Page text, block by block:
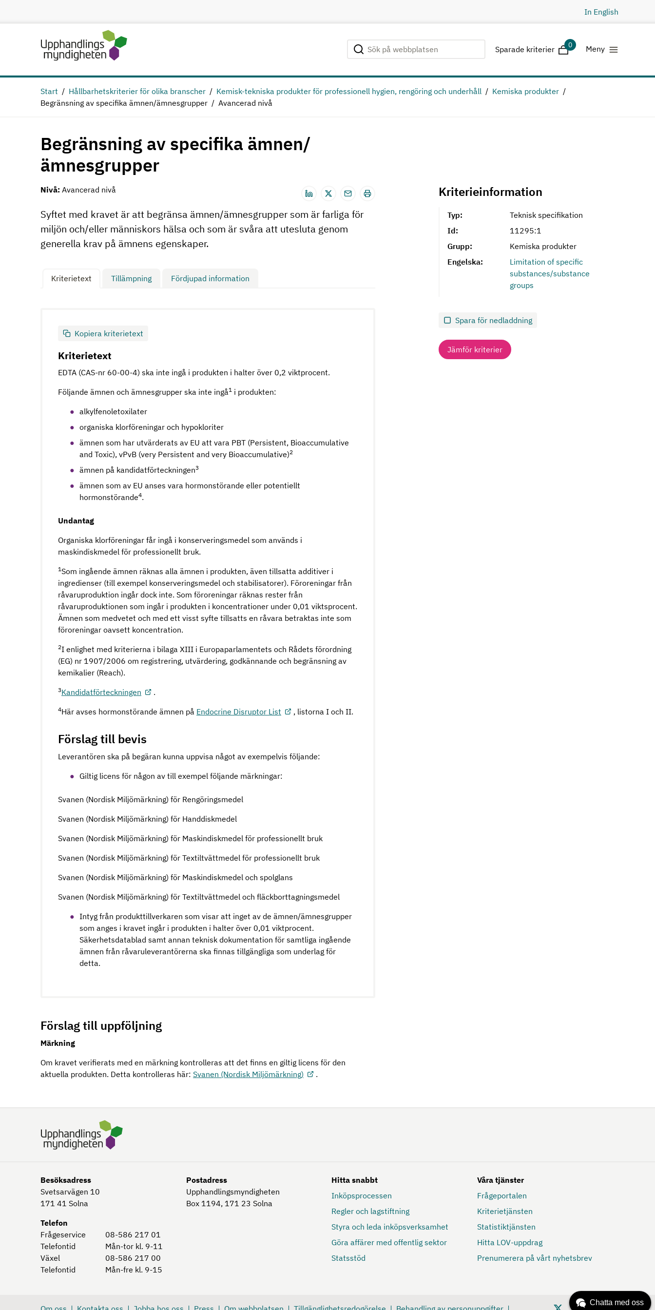
In English
Sök på webbplatsen
Genomför sökning Sparade kriterier
Sparade kriterier 0 Meny
Start Hållbarhetskriterier för olika branscher Kemisk-tekniska produkter för professionell hygien, rengöring och underhåll
Kemiska produkter
Begränsning av specifika ämnen/ämnesgrupper
Avancerad nivå
Begränsning av specifika ämnen/
ämnesgrupper
Kriterieinformation
Typ:
Teknisk specifikation
Id:
11295:1
Grupp:
Kemiska produkter
Engelska:
Limitation of specific
substances/substance
groups
Spara för nedladdning
Jämför kriterier
Nivå: Avancerad nivå
Syftet med kravet är att begränsa ämnen/ämnesgrupper som är farliga för
miljön och/eller människors hälsa och som är svåra att utesluta genom
generella krav på ämnens egenskaper.
Kriterietext Tillämpning Fördjupad information
Kopiera kriterietext
Kriterietext
EDTA (CAS-nr 60-00-4) ska inte ingå i produkten i halter över 0,2 viktprocent.
Följande ämnen och ämnesgrupper ska inte ingå1 i produkten:
alkylfenoletoxilater
organiska klorföreningar och hypokloriter
ämnen som har utvärderats av EU att vara PBT (Persistent, Bioaccumulative
and Toxic), vPvB (very Persistent and very Bioaccumulative)2
ämnen på kandidatförteckningen3
ämnen som av EU anses vara hormonstörande eller potentiellt
hormonstörande4.
Undantag
Organiska klorföreningar får ingå i konserveringsmedel som används i
maskindiskmedel för professionellt bruk.
1Som ingående ämnen räknas alla ämnen i produkten, även tillsatta additiver i
ingredienser (till exempel konserveringsmedel och stabilisatorer). Föroreningar från
råvaruproduktion ingår dock inte. Som föroreningar räknas rester från
råvaruproduktionen som ingår i produkten i koncentrationer under 0,01 viktsprocent.
Ämnen som medvetet och med ett visst syfte tillsatts en råvara betraktas inte som
föroreningar oavsett koncentration.
2I enlighet med kriterierna i bilaga XIII i Europaparlamentets och Rådets förordning
(EG) nr 1907/2006 om registrering, utvärdering, godkännande och begränsning av
kemikalier (Reach).
3Kandidatförteckningen .
4Här avses hormonstörande ämnen på Endocrine Disruptor List , listorna I och II.
Förslag till bevis
Leverantören ska på begäran kunna uppvisa något av exempelvis följande:
Giltig licens för någon av till exempel följande märkningar:
Svanen (Nordisk Miljömärkning) för Rengöringsmedel
Svanen (Nordisk Miljömärkning) för Handdiskmedel
Svanen (Nordisk Miljömärkning) för Maskindiskmedel för professionellt bruk
Svanen (Nordisk Miljömärkning) för Textiltvättmedel för professionellt bruk
Svanen (Nordisk Miljömärkning) för Maskindiskmedel och spolglans
Svanen (Nordisk Miljömärkning) för Textiltvättmedel och fläckborttagningsmedel
Intyg från produkttillverkaren som visar att inget av de ämnen/ämnesgrupper
som anges i kravet ingår i produkten i halter över 0,01 viktprocent.
Säkerhetsdatablad samt annan teknisk dokumentation för samtliga ingående
ämnen från råvaruleverantörerna ska finnas tillgängliga som underlag för
detta.
Förslag till uppföljning
Märkning
Om kravet verifierats med en märkning kontrolleras att det finns en giltig licens för den
aktuella produkten. Detta kontrolleras här:Svanen (Nordisk Miljömärkning) .
Besöksadress
Svetsarvägen 10
171 41 Solna
Telefon
Frågeservice
08-586 217 01
Telefontid
Mån-tor kl. 9-11
Växel
08-586 217 00
Telefontid
Mån-fre kl. 9-15
Postadress
Upphandlingsmyndigheten
Box 1194, 171 23 Solna
Hitta snabbt
Inköpsprocessen
Regler och lagstiftning
Styra och leda inköpsverksamhet
Göra affärer med offentlig sektor
Statsstöd
Våra tjänster
Frågeportalen
Kriterietjänsten
Statistiktjänsten
Hitta LOV-uppdrag
Prenumerera på vårt nyhetsbrev